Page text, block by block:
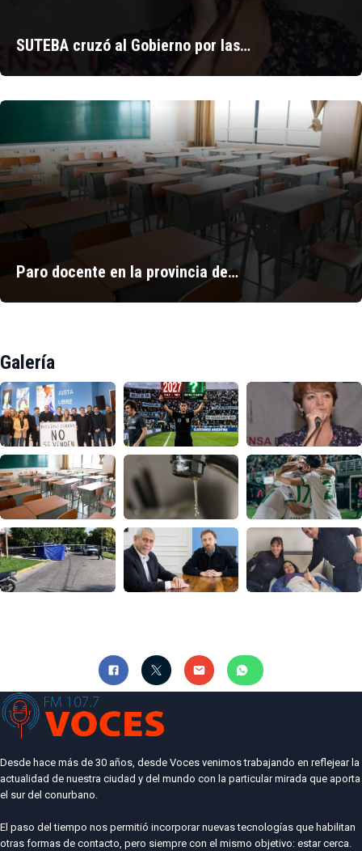
SUTEBA cruzó al Gobierno por las…
Paro docente en la provincia de…
Galería
Desde hace más de 30 años, desde Voces venimos trabajando en reflejear la
actualidad de nuestra ciudad y del mundo con la particular mirada que aporta
el sur del conurbano.
El paso del tiempo nos permitió incorporar nuevas tecnologías que habilitan
otras formas de contacto, pero siempre con el mismo objetivo: estar cerca.